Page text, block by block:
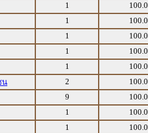
1
1
1
1
1
น
2
9
1
1